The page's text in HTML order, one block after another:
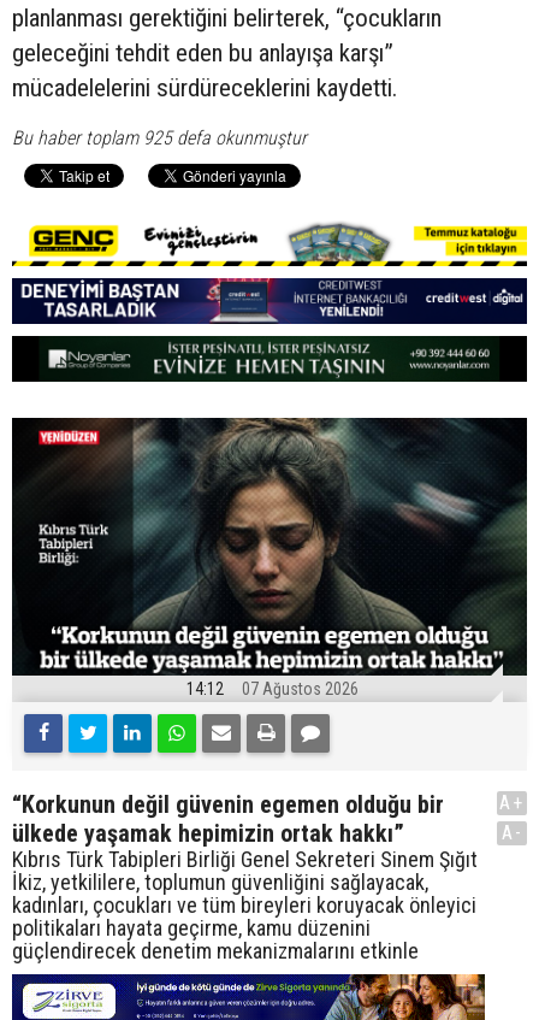
planlanması gerektiğini belirterek, “çocukların
geleceğini tehdit eden bu anlayışa karşı”
mücadelelerini sürdüreceklerini kaydetti.
Bu haber toplam 925 defa okunmuştur
14:12 07 Ağustos 2026
“Korkunun değil güvenin egemen olduğu bir
ülkede yaşamak hepimizin ortak hakkı”
Kıbrıs Türk Tabipleri Birliği Genel Sekreteri Sinem Şığıt
İkiz, yetkililere, toplumun güvenliğini sağlayacak,
kadınları, çocukları ve tüm bireyleri koruyacak önleyici
politikaları hayata geçirme, kamu düzenini
güçlendirecek denetim mekanizmalarını etkinle
A+
A-